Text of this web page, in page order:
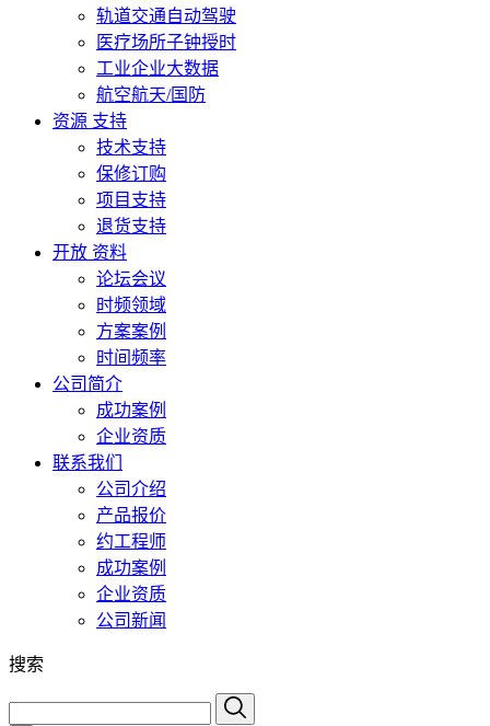
轨道交通自动驾驶
医疗场所子钟授时
工业企业大数据
航空航天/国防
资源 支持
技术支持
保修订购
项目支持
退货支持
开放 资料
论坛会议
时频领域
方案案例
时间频率
公司简介
成功案例
企业资质
联系我们
公司介绍
产品报价
约工程师
成功案例
企业资质
公司新闻
搜索